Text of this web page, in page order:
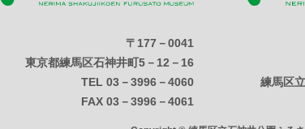
練馬区
〒177－0041
東京都練馬区石神井町5－12－16
TEL 03－3996－4060
FAX 03－3996－4061